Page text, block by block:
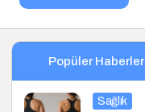
Popüler Haberler
Sağlık